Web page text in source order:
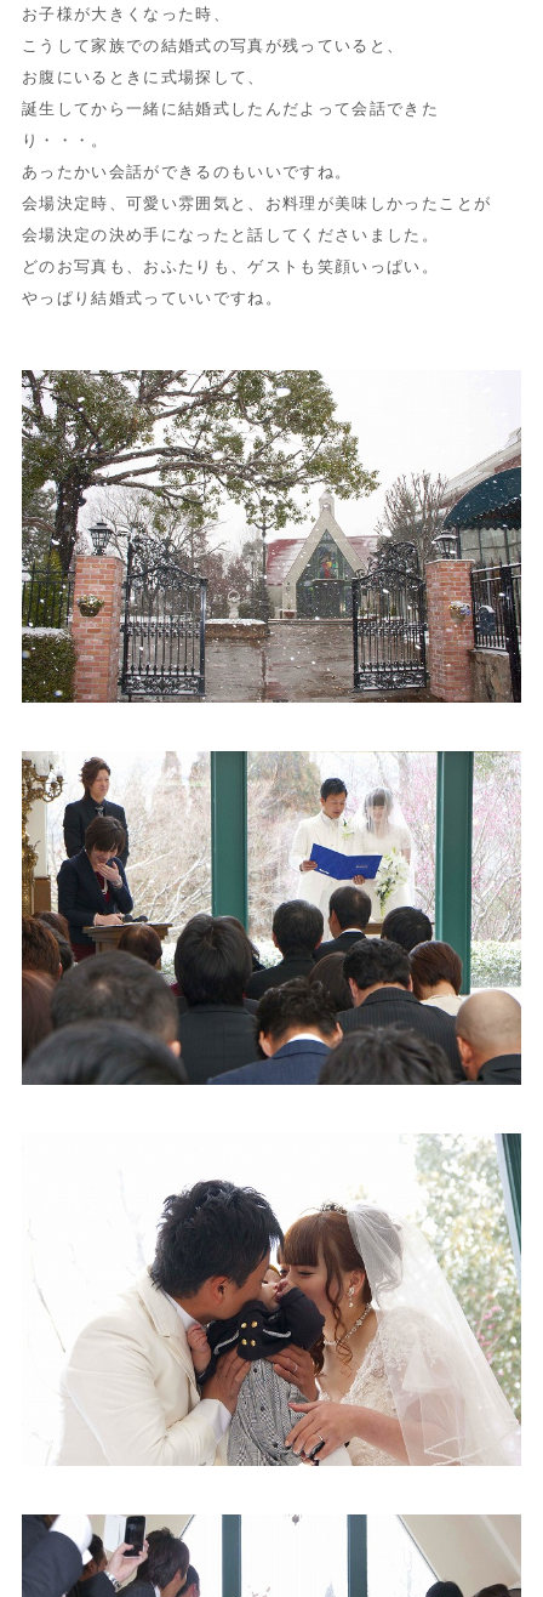
お子様が大きくなった時、
こうして家族での結婚式の写真が残っていると、
お腹にいるときに式場探して、
誕生してから一緒に結婚式したんだよって会話できた
り・・・。
あったかい会話ができるのもいいですね。
会場決定時、可愛い雰囲気と、お料理が美味しかったことが
会場決定の決め手になったと話してくださいました。
どのお写真も、おふたりも、ゲストも笑顔いっぱい。
やっぱり結婚式っていいですね。